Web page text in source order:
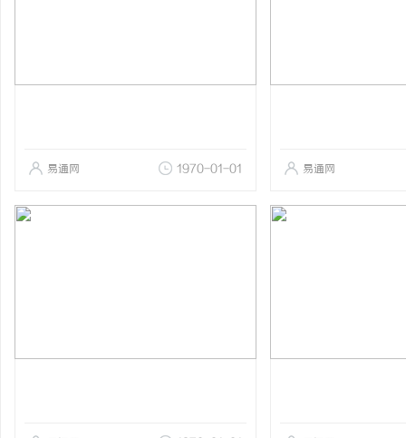
易通网 1970-01-01 易通网